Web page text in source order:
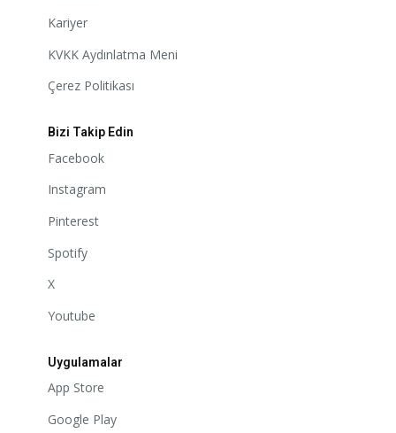
Kariyer
KVKK Aydınlatma Meni
Çerez Politikası
Bizi Takip Edin
Facebook
Instagram
Pinterest
Spotify
X
Youtube
Uygulamalar
App Store
Google Play